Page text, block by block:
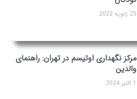
25 ژانویه 2022
مرکز نگهداری اوتیسم در تهران: راهنمای
والدین
1 اکتبر 2024